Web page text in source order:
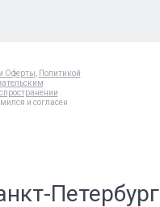
Оферты
Политикой
и согласен
Петербург